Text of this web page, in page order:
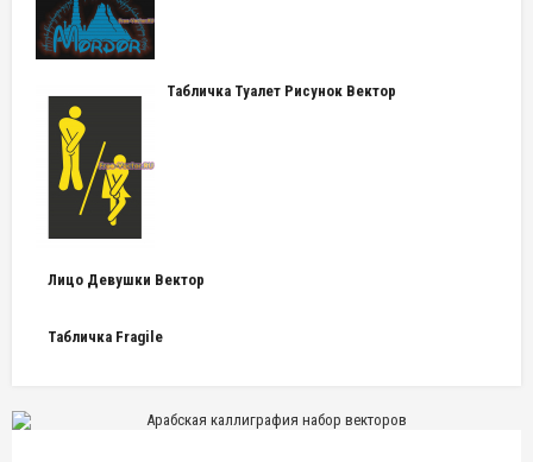
Табличка Туалет Рисунок Вектор
Лицо Девушки Вектор
Табличка Fragile